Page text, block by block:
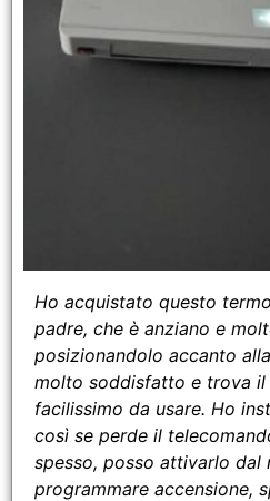
Ho acquistato questo
padre, che è anziano e
posizionandolo accanto
molto soddisfatto e trova il
facilissimo da usare. Ho
così se perde il
spesso, posso attivarlo dal
programmare accensione,